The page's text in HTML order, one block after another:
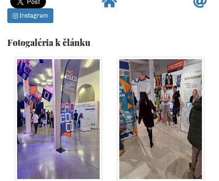
Instagram
Fotogaléria k článku